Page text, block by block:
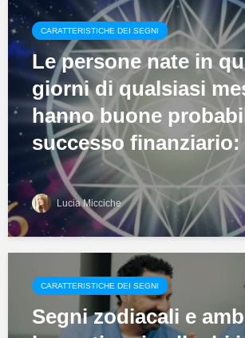
CARATTERISTICHE DEI SEGNI
Le persone nate in
giorni di qualsiasi
hanno buone
successo finanziario:
Lucia Micciche
CARATTERISTICHE DEI SEGNI
Segni zodiacali e